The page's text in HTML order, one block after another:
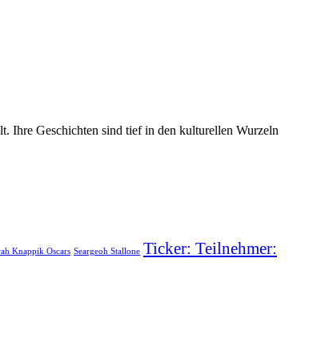
Ihre Geschichten sind tief in den kulturellen Wurzeln
Knappik Oscars Seargeoh Stallone Ticker: Teilnehmer: